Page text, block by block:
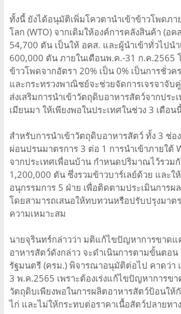
ทั้งนี้ ยังได้อนุมัติเพิ่มโควตานำเข้าข้าวโพดภา
โลก (WTO) จากเดิมให้องค์การคลังสินค้า (อค
54,700 ตัน เป็นให้ อคส. และผู้นำเข้าทั่วไปน
600,000 ตัน ภายในเดือนพ.ค.-31 ก.ค.2565
ข้าวโพดจากอัตรา 20% เป็น 0% เป็นการชั่วค
และกระทรวงพาณิชย์จะช่วยจัดการเจรจาจับ
ส่งเสริมการนำเข้าวัตถุดิบอาหารสัตว์จากประ
เมียนมา ให้เพียงพอในประเทศในช่วง 3 เดือน
สำหรับการนำเข้าวัตถุดิบอาหารสัตว์ ทั้ง 3 ช่อ
ผ่อนปรนมาตรการ 3 ต่อ 1 การนำเข้าภายใต้
จากประเทศเพื่อนบ้าน กำหนดปริมาณไว้รวม
1,200,000 ตัน ซึ่งรวมข้าวบาร์เลย์ด้วย และใ
อนุกรรมการ 5 ฝ่าย เพื่อติดตามประเมินการผ
โดยสามารถเสนอให้ทบทวนหรือปรับปรุงมาต
ความเหมาะสม
นายจุรินทร์กล่าวว่า มติแก้ไขปัญหาการขาด
อาหารสัตว์ดังกล่าว จะดำเนินการตามขั้นตอ
รัฐมนตรี (ครม.) พิจารณาอนุมัติต่อไป คาดว่า
3 พ.ค.2565 เพราะต้องเร่งแก้ไขปัญหาการข
วัตถุดิบเพียงพอในการผลิตอาหารสัตว์ป้อนให้
ไก่ และไม่ให้กระทบต่อราคาเนื้อสัตว์ปลายทา